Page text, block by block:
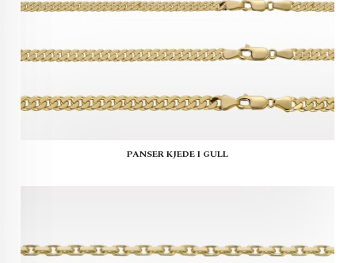
PANSER KJEDE I GULL